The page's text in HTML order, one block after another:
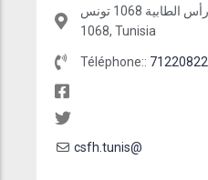
عدد 1 نهج فاس رأس الطابية 1068 تونس, ras tabia, Tunis,
1068, Tunisia
Téléphone:: 71220822
csfh.tunis@